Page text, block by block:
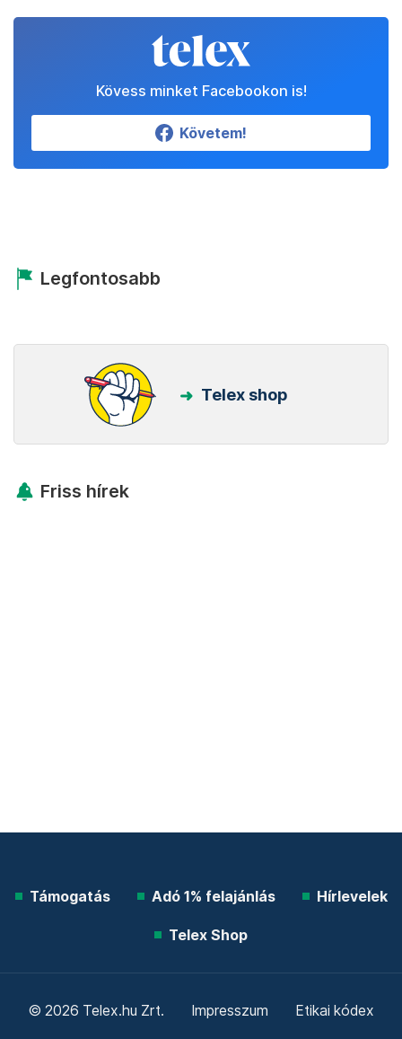
Kövess minket Facebookon is!
Követem!
Legfontosabb
Telex shop
Friss hírek
Támogatás Adó 1% felajánlás Hírlevelek
Telex Shop
© 2026 Telex.hu Zrt. Impresszum Etikai kódex